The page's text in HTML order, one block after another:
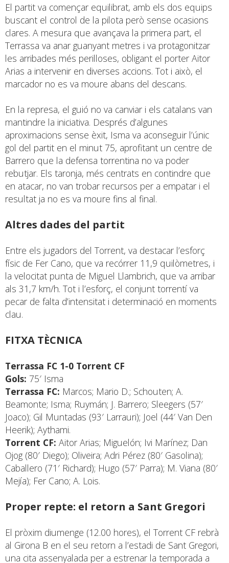
El partit va començar equilibrat, amb els dos equips
buscant el control de la pilota però sense ocasions
clares. A mesura que avançava la primera part, el
Terrassa va anar guanyant metres i va protagonitzar
les arribades més perilloses, obligant el porter Aitor
Arias a intervenir en diverses accions. Tot i això, el
marcador no es va moure abans del descans.
En la represa, el guió no va canviar i els catalans van
mantindre la iniciativa. Després d’algunes
aproximacions sense èxit, Isma va aconseguir l’únic
gol del partit en el minut 75, aprofitant un centre de
Barrero que la defensa torrentina no va poder
rebutjar. Els taronja, més centrats en contindre que
en atacar, no van trobar recursos per a empatar i el
resultat ja no es va moure fins al final.
Altres dades del partit
Entre els jugadors del Torrent, va destacar l’esforç
físic de Fer Cano, que va recórrer 11,9 quilòmetres, i
la velocitat punta de Miguel Llambrich, que va arribar
als 31,7 km/h. Tot i l’esforç, el conjunt torrentí va
pecar de falta d’intensitat i determinació en moments
clau.
FITXA TÈCNICA
Terrassa FC 1-0 Torrent CF
Gols: 75′ Isma
Terrassa FC: Marcos; Mario D.; Schouten; A.
Beamonte; Isma; Ruymán; J. Barrero; Sleegers (57′
Joaco); Gil Muntadas (93′ Larrauri); Joel (44′ Van Den
Heerik); Aythami.
Torrent CF: Aitor Arias; Miguelón; Ivi Marínez; Dan
Ojog (80′ Diego); Oliveira; Adri Pérez (80′ Gasolina);
Caballero (71′ Richard); Hugo (57′ Parra); M. Viana (80′
Mejía); Fer Cano; A. Lois.
Proper repte: el retorn a Sant Gregori
El pròxim diumenge (12.00 hores), el Torrent CF rebrà
al Girona B en el seu retorn a l’estadi de Sant Gregori,
una cita assenyalada per a estrenar la temporada a